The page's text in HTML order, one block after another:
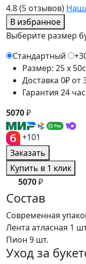
4.8(5 отзывов)
В избранное
Выберите размер
Стандартный
Размер: 25 x
Доставка 0₽ от
Гарантия 24
5070₽
+101
Заказать
Купить в 1 клик
5070₽
Состав
Современная
Лента атласная 1
Пион 9 шт.
Уход за